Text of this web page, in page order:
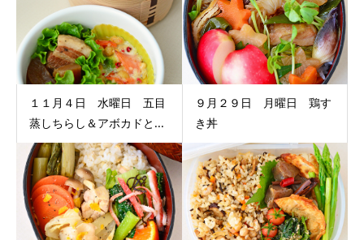
１１月４日 水曜日 五目
蒸しちらし＆アボカドと...
９月２９日 月曜日 鶏す
き丼